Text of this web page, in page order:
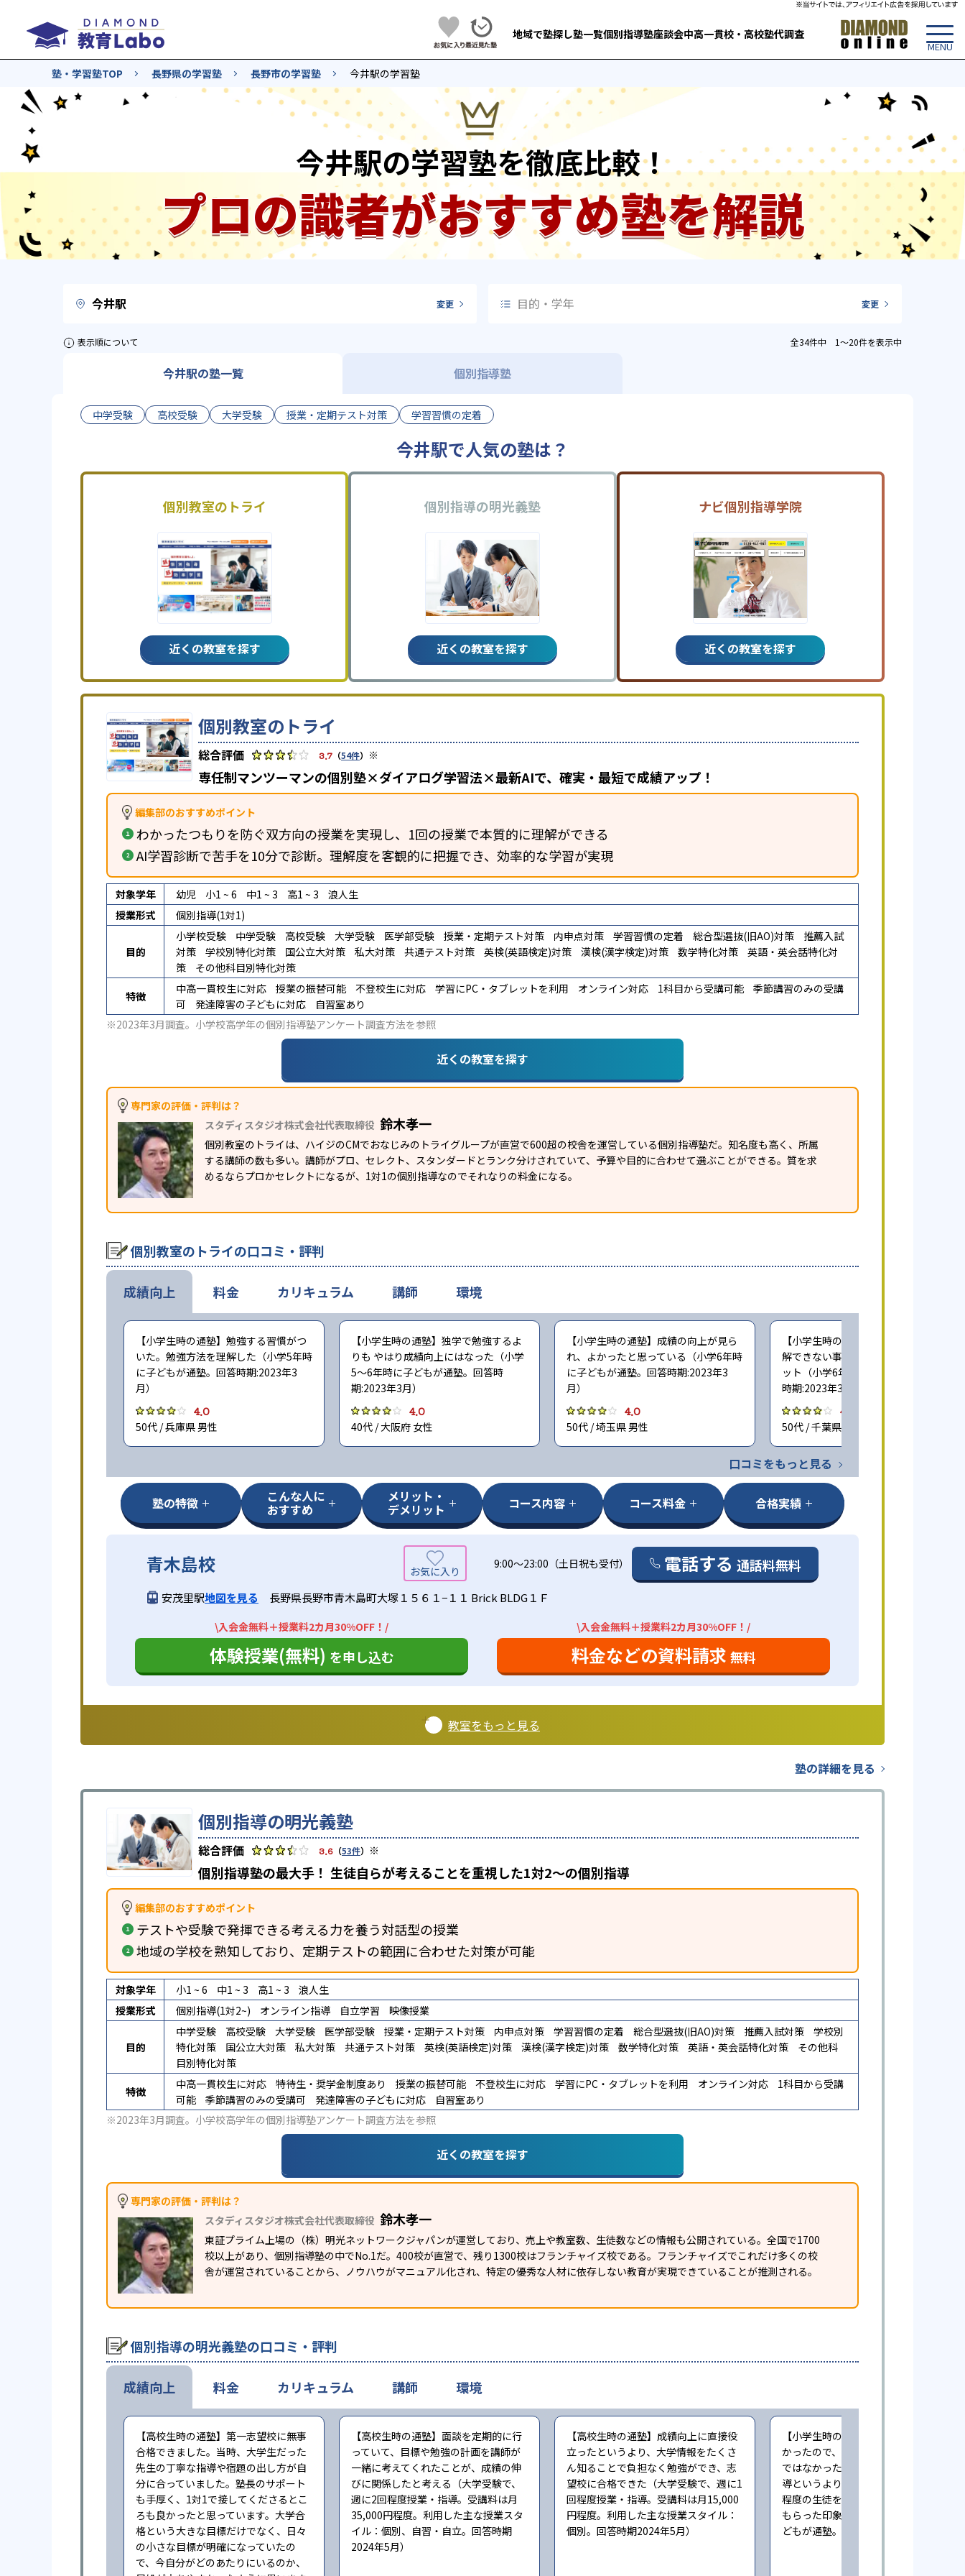
地域で塾探し塾一覧個別指導塾座談会中高一貫校・高校塾代調査
塾・学習塾TOP 長野県の学習塾 長野市の学習塾 今井駅の学習塾
今井駅の学習塾を徹底比較！
プロの識者がおすすめ塾を解説
今井駅 変更 目的・学年 変更
表示順について 全34件中 1〜20件を表示中
今井駅の塾一覧 個別指導塾
中学受験 高校受験 大学受験 授業・定期テスト対策 学習習慣の定着
今井駅で人気の塾は？
個別教室のトライ
近くの教室を探す
個別指導の明光義塾
近くの教室を探す
ナビ個別指導学院
近くの教室を探す
個別教室のトライ
3.7 （54件） ※
専任制マンツーマンの個別塾×ダイアログ学習法×最新AIで、確実・最短で成績アップ！
編集部のおすすめポイント
わかったつもりを防ぐ双方向の授業を実現し、1回の授業で本質的に理解ができる
AI学習診断で苦手を10分で診断。理解度を客観的に把握でき、効率的な学習が実現
対象学年 幼児 小1 ~ 6 中1 ~ 3 高1 ~ 3
浪人生
授業形式
個別指導(1対1)
目的
小学校受験 中学受験 高校受験 大学受験 医学部受験 授業・定期テスト対策 内申点対策 学習習慣の定着 総合型選抜(旧AO)対策
推薦入試
対策
学校別特化対策 国公立大対策 私大対策 共通テスト対策 英検(英語検定)対策 漢検(漢字検定)対策 数学特化対策
英語・英会話特化対
策
その他科目別特化対策
特徴
中高一貫校生に対応 授業の振替可能 不登校生に対応 学習にPC・タブレットを利用 オンライン対応 1科目から受講可能
季節講習のみの受講
可
発達障害の子どもに対応
自習室あり
※2023年3月調査。 小学校高学年の個別指導塾アンケート調査方法を参照
近くの教室を探す
専門家の評価・評判は？
スタディスタジオ株式会社代表取締役 鈴木孝一
個別教室のトライは、ハイジのCMでおなじみのトライグループが直営で600超の校舎を運営している個別指導塾だ。知名度も高く、所属
する講師の数も多い。講師がプロ、セレクト、スタンダードとランク分けされていて、予算や目的に合わせて選ぶことができる。質を求
めるならプロかセレクトになるが、1対1の個別指導なのでそれなりの料金になる。
個別教室のトライの口コミ・評判
成績向上
【小学生時の通塾】勉強する習慣がつ
いた。勉強方法を理解した（小学5年時
に子どもが通塾。回答時期:2023年3
月）
4.0
50代 / 兵庫県 男性
【小学生時の通塾】独学で勉強するよ
りも やはり成績向上にはなった（小学
5〜6年時に子どもが通塾。回答時
期:2023年3月）
4.0
40代 / 大阪府 女性
【小学生時の通塾】成績の向上が見ら
れ、よかったと思っている（小学6年時
に子どもが通塾。回答時期:2023年3
月）
4.0
50代 / 埼玉県 男性
【小学生時の通塾】個別指導だと、理
解できない事を質問しやすいのがメリ
ット（小学6年時に子どもが通塾。回答
時期:2023年3月）
4.0
50代 / 千葉県 男性
口コミをもっと見る
料金 カリキュラム 講師 環境
塾の特徴 こんな人に
おすすめ
メリット・
デメリット コース内容 コース料金 合格実績
青木島校 9:00～23:00（土日祝も受付） 電話する 通話料無料
安茂里駅地図を見る 長野県長野市青木島町大塚１５６１−１１ Brick BLDG１Ｆ
\入会金無料＋授業料2カ月30%OFF！/
体験授業(無料) を申し込む
\入会金無料＋授業料2カ月30%OFF！/
料金などの資料請求 無料
教室をもっと見る
塾の詳細を見る
個別指導の明光義塾
3.6 （53件） ※
個別指導塾の最大手！ 生徒自らが考えることを重視した1対2〜の個別指導
編集部のおすすめポイント
テストや受験で発揮できる考える力を養う対話型の授業
地域の学校を熟知しており、定期テストの範囲に合わせた対策が可能
対象学年 小1 ~ 6 中1 ~ 3 高1 ~ 3
浪人生
授業形式
個別指導(1対2~) オンライン指導 自立学習 映像授業
目的
中学受験 高校受験 大学受験 医学部受験 授業・定期テスト対策 内申点対策 学習習慣の定着 総合型選抜(旧AO)対策 推薦入試対策
学校別
特化対策
国公立大対策 私大対策 共通テスト対策 英検(英語検定)対策 漢検(漢字検定)対策 数学特化対策 英語・英会話特化対策
その他科
目別特化対策
特徴
中高一貫校生に対応 特待生・奨学金制度あり 授業の振替可能 不登校生に対応 学習にPC・タブレットを利用 オンライン対応
1科目から受講
可能
季節講習のみの受講可 発達障害の子どもに対応
自習室あり
※2023年3月調査。 小学校高学年の個別指導塾アンケート調査方法を参照
近くの教室を探す
専門家の評価・評判は？
スタディスタジオ株式会社代表取締役 鈴木孝一
東証プライム上場の（株）明光ネットワークジャパンが運営しており、売上や教室数、生徒数などの情報も公開されている。全国で1700
校以上があり、個別指導塾の中でNo.1だ。400校が直営で、残り1300校はフランチャイズ校である。フランチャイズでこれだけ多くの校
舎が運営されていることから、ノウハウがマニュアル化され、特定の優秀な人材に依存しない教育が実現できていることが推測される。
個別指導の明光義塾の口コミ・評判
成績向上
【高校生時の通塾】第一志望校に無事
合格できました。当時、大学生だった
先生の丁寧な指導や宿題の出し方が自
分に合っていました。塾長のサポート
も手厚く、1対1で接してくださるとこ
ろも良かったと思っています。大学合
格という大きな目標だけでなく、日々
の小さな目標が明確になっていたの
で、今自分がどのあたりにいるのか、
【高校生時の通塾】面談を定期的に行
っていて、目標や勉強の計画を講師が
一緒に考えてくれたことが、成績の伸
びに関係したと考える（大学受験で、
週に2回程度授業・指導。受講料は月
35,000円程度。利用した主な授業スタ
イル：個別、自習・自立。回答時期
2024年5月）
【高校生時の通塾】成績向上に直接役
立ったというより、大学情報をたくさ
ん知ることで負担なく勉強ができ、志
望校に合格できた（大学受験で、週に1
回程度授業・指導。受講料は月15,000
円程度。利用した主な授業スタイル：
個別。回答時期2024年5月）
【小学生時の通塾】本人にやる気が無
かったので、成績向上するという感じ
ではなかった。また指導自体も個人指
導というより、一人の先生が一度に3人
程度の生徒をみており、きちんとみて
もらった印象ではない（小学6年時に子
どもが通塾。回答時期:2023年3月）
料金 カリキュラム 講師 環境